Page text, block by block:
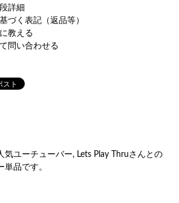
詳細
づく表記（返品等）
教える
問い合わせる
気ユーチューバー, Lets Play Thruさんとの
単品です。